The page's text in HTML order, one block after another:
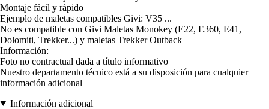
Montaje fácil y rápido
Ejemplo de maletas compatibles Givi: V35 ...
No es compatible con Givi Maletas Monokey (E22, E360, E41,
Dolomiti, Trekker...) y maletas Trekker Outback
Información:
Foto no contractual dada a título informativo
Nuestro departamento técnico está a su disposición para cualquier
información adicional
Información adicional